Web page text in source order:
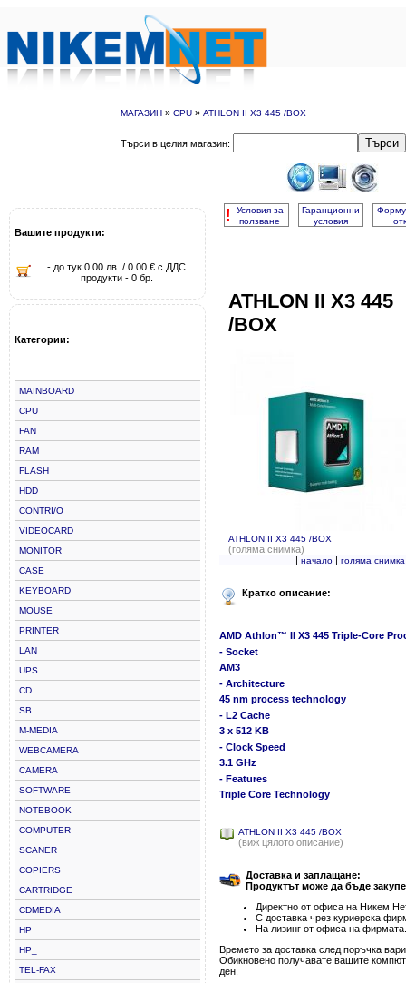
МАГАЗИН » CPU » ATHLON II X3 445 /BOX
Търси в целия магазин: Търси
Вашите продукти:
- до тук 0.00 лв. / 0.00 € с ДДС
продукти - 0 бр.
Категории:
MAINBOARD
CPU
FAN
RAM
FLASH
HDD
CONTRI/O
VIDEOCARD
MONITOR
CASE
KEYBOARD
MOUSE
PRINTER
LAN
UPS
CD
SB
M-MEDIA
WEBCAMERA
CAMERA
SOFTWARE
NOTEBOOK
COMPUTER
SCANER
COPIERS
CARTRIDGE
CDMEDIA
HP
HP_
TEL-FAX
!
Условия за
ползване
Гаранционни
условия
ATHLON II X3 445
/BOX
ATHLON II X3 445 /BOX
(голяма снимка)
| начало| голяма снимка
Кратко описание:
AMD Athlon™ II X3 445 Triple-Core
- Socket
AM3
- Architecture
45 nm process technology
- L2 Cache
3 x 512 KB
- Clock Speed
3.1 GHz
- Features
Triple Core Technology
ATHLON II X3 445 /BOX
(виж цялото описание)
Доставка и заплащане:
Продуктът може да бъде
Директно от офиса на Никем
С доставка чрез куриерска
На лизинг от офиса на фирмата.
Времето за доставка след поръчка
Обикновено получавате вашите
ден.